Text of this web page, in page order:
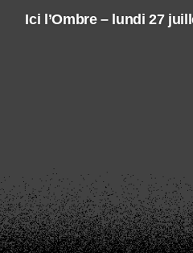
Ici l’Ombre – lundi 27